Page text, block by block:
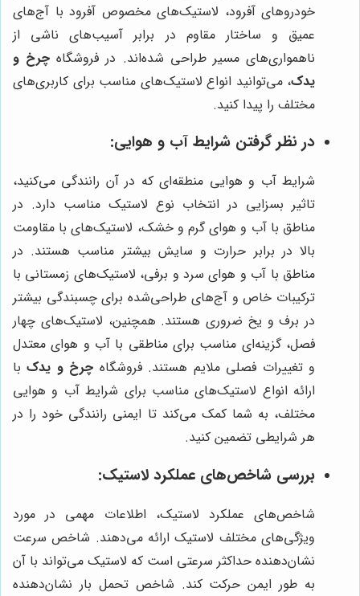
خودروهای آفرود، لاستیک‌های مخصوص آفرود با آج‌های
عمیق و ساختار مقاوم در برابر آسیب‌های ناشی از
ناهمواری‌های مسیر طراحی شده‌اند. در فروشگاه چرخ و
یدک، می‌توانید انواع لاستیک‌های مناسب برای کاربری‌های
مختلف را پیدا کنید.
در نظر گرفتن شرایط آب و هوایی:
شرایط آب و هوایی منطقه‌ای که در آن رانندگی می‌کنید،
تاثیر بسزایی در انتخاب نوع لاستیک مناسب دارد. در
مناطق با آب و هوای گرم و خشک، لاستیک‌های با مقاومت
بالا در برابر حرارت و سایش بیشتر مناسب هستند. در
مناطق با آب و هوای سرد و برفی، لاستیک‌های زمستانی با
ترکیبات خاص و آج‌های طراحی‌شده برای چسبندگی بیشتر
در برف و یخ ضروری هستند. همچنین، لاستیک‌های چهار
فصل، گزینه‌ای مناسب برای مناطقی با آب و هوای معتدل
و تغییرات فصلی ملایم هستند. فروشگاه چرخ و یدکبا
ارائه انواع لاستیک‌های مناسب برای شرایط آب و هوایی
مختلف، به شما کمک می‌کند تا ایمنی رانندگی خود را در
هر شرایطی تضمین کنید.
بررسی شاخص‌های عملکرد لاستیک:
شاخص‌های عملکرد لاستیک، اطلاعات مهمی در مورد
ویژگی‌های مختلف لاستیک ارائه می‌دهند. شاخص سرعت
نشان‌دهنده حداکثر سرعتی است که لاستیک می‌تواند با آن
به طور ایمن حرکت کند. شاخص تحمل بار نشان‌دهنده